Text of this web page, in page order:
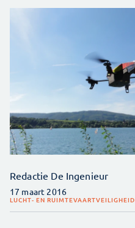
Redactie De Ingenieur
17 maart 2016
LUCHT- EN RUIMTEVAARTVEILIGHEID